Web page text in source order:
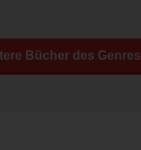
Bücher des Genres